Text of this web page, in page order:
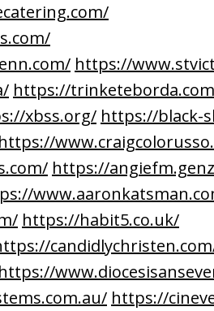
https://
https://
xbss.org/ https://black-
https://
https://
https://habit5.co.uk/
https://
https://